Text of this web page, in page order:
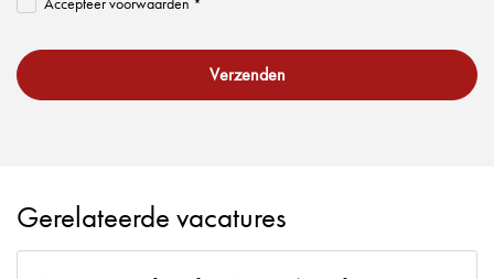
Verzenden
Gerelateerde vacatures